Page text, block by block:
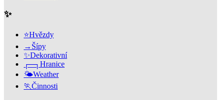
✨
⭐Hvězdy
→ Šípy
✨Dekorativní
┌─┐ Hranice
🌤️Weather
🏃Činnosti